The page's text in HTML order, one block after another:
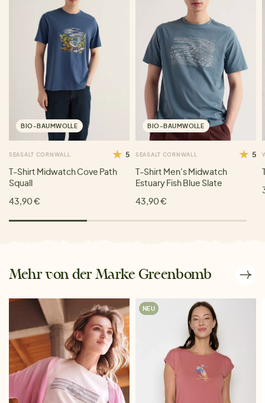
BIO-BAUMWOLLE
SEASALT CORNWALL 5
T-Shirt Midwatch Cove Path
Squall
43,90 €
BIO-BAUMWOLLE
SEASALT CORNWALL 5
T-Shirt Men's Midwatch
Estuary Fish Blue Slate
43,90 €
Mehr von der Marke Greenbomb
NEU